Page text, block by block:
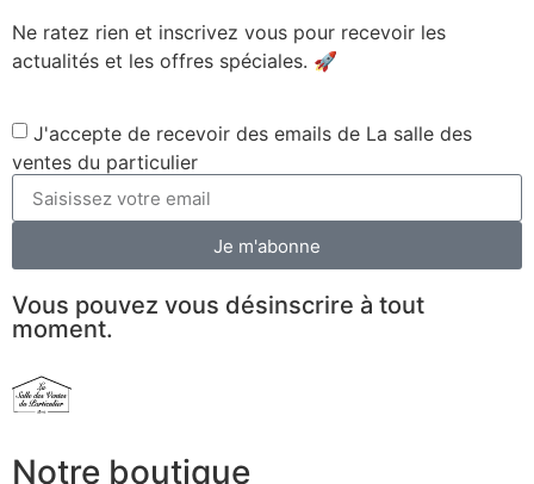
Ne ratez rien et inscrivez vous pour recevoir les
actualités et les offres spéciales. 🚀​
J'accepte de recevoir des emails de La salle des
ventes du particulier
Je m'abonne
Vous pouvez vous désinscrire à tout
moment.
Notre boutique